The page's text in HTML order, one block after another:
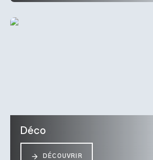
Déco
DÉCOUVRIR